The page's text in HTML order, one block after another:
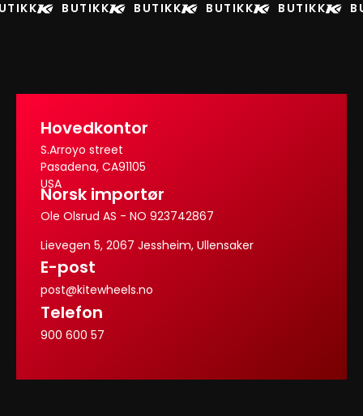
BUTIKK BUTIKK BUTIKK BUTIKK
Hovedkontor
S.Arroyo street
Pasadena, CA91105
USA
Norsk importør
Ole Olsrud AS - NO 923742867
Lievegen 5, 2067 Jessheim, Ullensaker
E-post
post@kitewheels.no
Telefon
900 600 57